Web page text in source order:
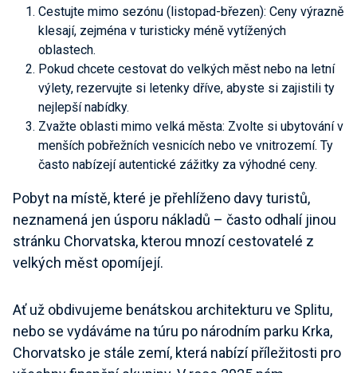
Cestujte mimo sezónu (listopad-březen): Ceny výrazně
klesají, zejména v turisticky méně vytížených
oblastech.
Pokud chcete cestovat do velkých měst nebo na letní
výlety, rezervujte si letenky dříve, abyste si zajistili ty
nejlepší nabídky.
Zvažte oblasti mimo velká města: Zvolte si ubytování v
menších pobřežních vesnicích nebo ve vnitrozemí. Ty
často nabízejí autentické zážitky za výhodné ceny.
Pobyt na místě, které je přehlíženo davy turistů,
neznamená jen úsporu nákladů – často odhalí jinou
stránku Chorvatska, kterou mnozí cestovatelé z
velkých měst opomíjejí.
Ať už obdivujeme benátskou architekturu ve Splitu,
nebo se vydáváme na túru po národním parku Krka,
Chorvatsko je stále zemí, která nabízí příležitosti pro